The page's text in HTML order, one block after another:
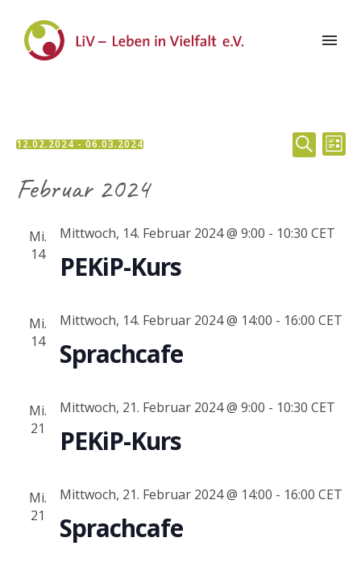
und
SUCHE
LISTE
12.02.2024 - 06.03.2024
wählen.
Februar 2024
Mi.
14
Mittwoch, 14. Februar 2024 @ 9:00 - 10:30 CET
PEKiP-Kurs
Mi.
14
Mittwoch, 14. Februar 2024 @ 14:00 - 16:00 CET
Sprachcafe
Mi.
21
Mittwoch, 21. Februar 2024 @ 9:00 - 10:30 CET
PEKiP-Kurs
Mi.
21
Mittwoch, 21. Februar 2024 @ 14:00 - 16:00 CET
Sprachcafe